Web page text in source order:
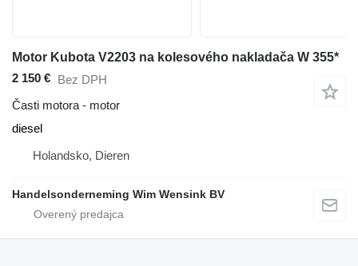
Motor Kubota V2203 na kolesového nakladača W 355*
2 150 € Bez DPH
Časti motora - motor
diesel
Holandsko, Dieren
Handelsonderneming Wim Wensink BV